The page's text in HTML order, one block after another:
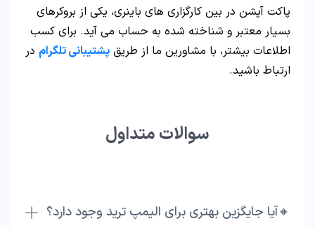
پاکت آپشن در بین کارگزاری های باینری، یکی از بروکرهای
بسیار معتبر و شناخته شده به حساب می آید. برای کسب
اطلاعات بیشتر، با مشاورین ما از طریق پشتیبانی تلگرام در
ارتباط باشید.
سوالات متداول
🔸آیا جایگزین بهتری برای الیمپ ترید وجود دارد؟